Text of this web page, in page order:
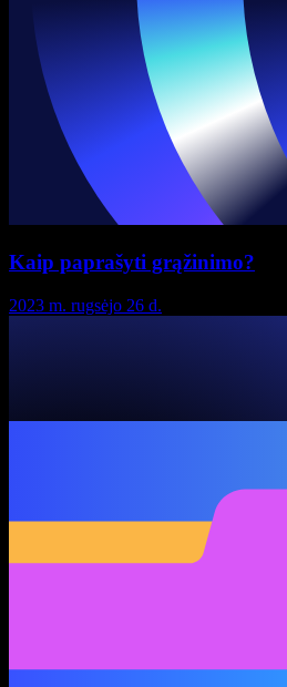
Kaip paprašyti grąžinimo?
2023 m. rugsėjo 26 d.